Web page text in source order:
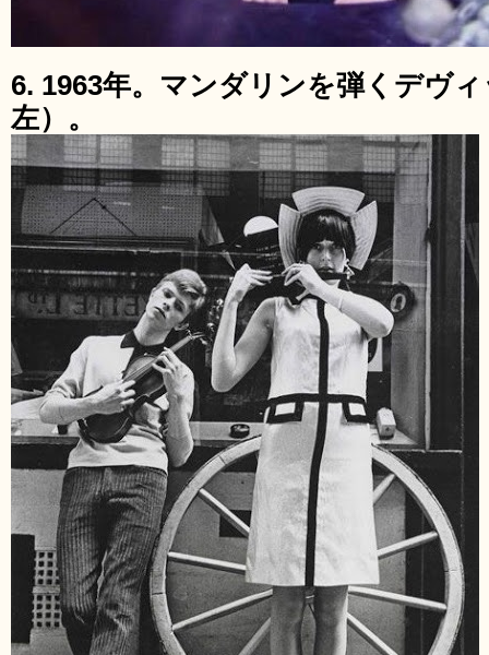
6. 1963年。マンダリンを弾くデヴ
左）。